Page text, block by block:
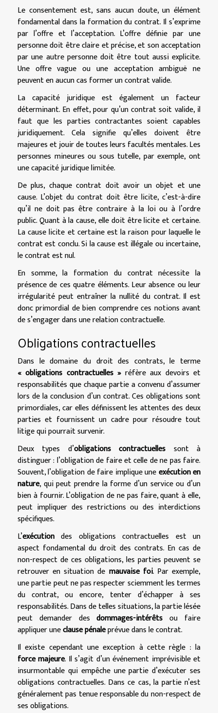
Le consentement est, sans aucun doute, un élément
fondamental dans la formation du contrat. Il s’exprime
par l’offre et l’acceptation. L’offre définie par une
personne doit être claire et précise, et son acceptation
par une autre personne doit être tout aussi explicite.
Une offre vague ou une acceptation ambiguë ne
peuvent en aucun cas former un contrat valide.
La capacité juridique est également un facteur
déterminant. En effet, pour qu’un contrat soit valide, il
faut que les parties contractantes soient capables
juridiquement. Cela signifie qu’elles doivent être
majeures et jouir de toutes leurs facultés mentales. Les
personnes mineures ou sous tutelle, par exemple, ont
une capacité juridique limitée.
De plus, chaque contrat doit avoir un objet et une
cause. L’objet du contrat doit être licite, c’est-à-dire
qu’il ne doit pas être contraire à la loi ou à l’ordre
public. Quant à la cause, elle doit être licite et certaine.
La cause licite et certaine est la raison pour laquelle le
contrat est conclu. Si la cause est illégale ou incertaine,
le contrat est nul.
En somme, la formation du contrat nécessite la
présence de ces quatre éléments. Leur absence ou leur
irrégularité peut entraîner la nullité du contrat. Il est
donc primordial de bien comprendre ces notions avant
de s’engager dans une relation contractuelle.
Obligations contractuelles
Dans le domaine du droit des contrats, le terme
« obligations contractuelles »réfère aux devoirs et
responsabilités que chaque partie a convenu d’assumer
lors de la conclusion d’un contrat. Ces obligations sont
primordiales, car elles définissent les attentes des deux
parties et fournissent un cadre pour résoudre tout
litige qui pourrait survenir.
Deux types d’obligations contractuelles sont à
distinguer : l’obligation de faire et celle de ne pas faire.
Souvent, l’obligation de faire implique uneexécution en
nature, qui peut prendre la forme d’un service ou d’un
bien à fournir. L’obligation de ne pas faire, quant à elle,
peut impliquer des restrictions ou des interdictions
spécifiques.
L’exécution des obligations contractuelles est un
aspect fondamental du droit des contrats. En cas de
non-respect de ces obligations, les parties peuvent se
retrouver en situation de mauvaise foi. Par exemple,
une partie peut ne pas respecter sciemment les termes
du contrat, ou encore, tenter d’échapper à ses
responsabilités. Dans de telles situations, la partie lésée
peut demander desdommages-intérêts ou faire
appliquer uneclause pénaleprévue dans le contrat.
Il existe cependant une exception à cette règle : la
force majeure. Il s’agit d’un événement imprévisible et
insurmontable qui empêche une partie d’exécuter ses
obligations contractuelles. Dans ce cas, la partie n’est
généralement pas tenue responsable du non-respect de
ses obligations.